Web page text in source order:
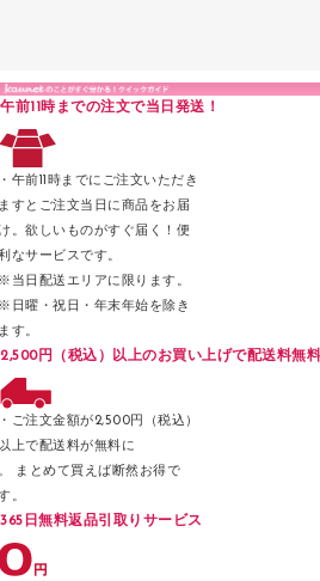
Ｚ式ファイル
２穴リフィル・２穴インデックス
印章用品
ラベル類
メンディングテープ
メッシュケース／ペンケース
フロアケース
ブックエンド／ブックスタンド
パンチ
はさみ
午前11時までの注文で当日発送！
午前11時までにご注文いただき
すとご注文当日に商品をお届
。欲しいものがすぐ届く！便
なサービスです。
当日配送エリアに限ります。
日曜・祝日・年末年始を除き
す。
2,500円（税込）以上のお買い上げで配送料無料
ご注文金額が2,500円（税込）
上で配送料が無料に
まとめて買えば断然お得で
。
365日無料返品引取りサービス